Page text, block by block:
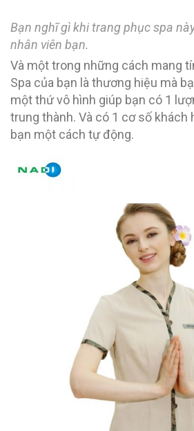
Bạn nghĩ gì khi trang phục spa
nhân viên bạn.
Và một trong những cách mang
Spa của bạn là thương hiệu mà
một thứ vô hình giúp bạn có 1
trung thành. Và có 1 cơ số khách
bạn một cách tự động.